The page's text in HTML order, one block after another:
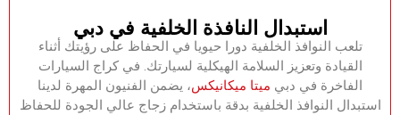
‏استبدال النافذة الخلفية في دبي‏
‏تلعب النوافذ الخلفية دورا حيويا في الحفاظ على رؤيتك أثناء
القيادة وتعزيز السلامة الهيكلية لسيارتك.‏ ‏في كراج السيارات
الفاخرة في دبي ميتا ميكانيكس، يضمن الفنيون المهرة لدينا
استبدال النوافذ الخلفية بدقة باستخدام زجاج عالي الجودة للحفاظ